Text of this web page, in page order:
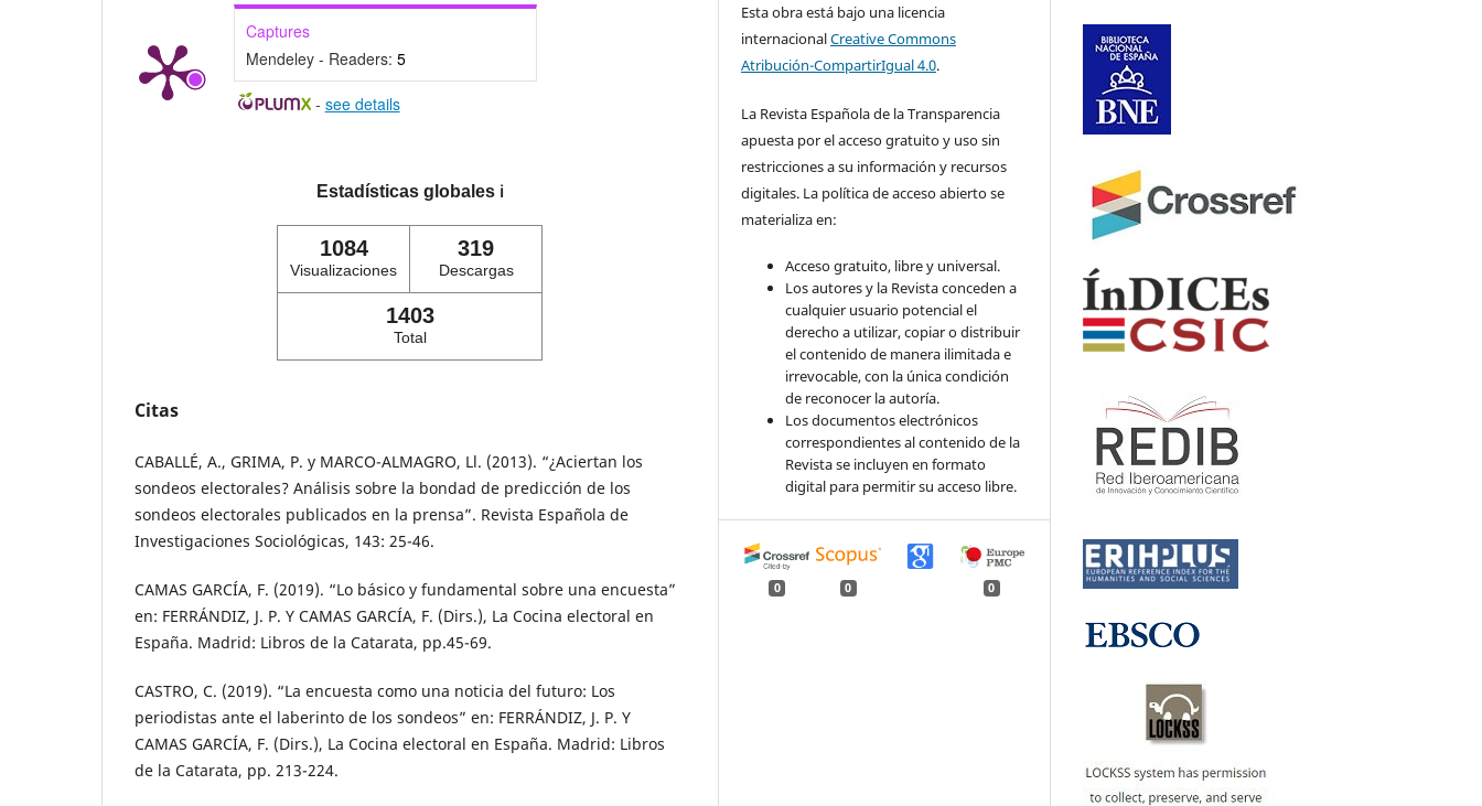
Captures
Mendeley - Readers: 5
- see details
Estadísticas globales ℹ️
1084
Visualizaciones
319
Descargas
1403
Total
Citas
CABALLÉ, A., GRIMA, P. y MARCO-ALMAGRO, Ll. (2013). “¿Aciertan los
sondeos electorales? Análisis sobre la bondad de predicción de los
sondeos electorales publicados en la prensa”. Revista Española de
Investigaciones Sociológicas, 143: 25-46.
CAMAS GARCÍA, F. (2019). “Lo básico y fundamental sobre una encuesta”
en: FERRÁNDIZ, J. P. Y CAMAS GARCÍA, F. (Dirs.), La Cocina electoral en
España. Madrid: Libros de la Catarata, pp.45-69.
CASTRO, C. (2019). “La encuesta como una noticia del futuro: Los
periodistas ante el laberinto de los sondeos” en: FERRÁNDIZ, J. P. Y
CAMAS GARCÍA, F. (Dirs.), La Cocina electoral en España. Madrid: Libros
de la Catarata, pp. 213-224.
Esta obra está bajo una licencia
internacionalCreative Commons
Atribución-CompartirIgual 4.0.
La Revista Española de la Transparencia
apuesta por el acceso gratuito y uso sin
restricciones a su información y recursos
digitales. La política de acceso abierto se
materializa en:
Acceso gratuito, libre y universal.
Los autores y la Revista conceden a
cualquier usuario potencial el
derecho a utilizar, copiar o distribuir
el contenido de manera ilimitada e
irrevocable, con la única condición
de reconocer la autoría.
Los documentos electrónicos
correspondientes al contenido de la
Revista se incluyen en formato
digital para permitir su acceso libre.
0 0 0